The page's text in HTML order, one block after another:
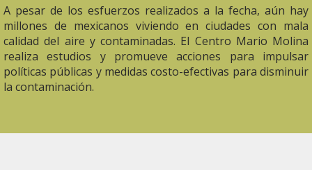
A pesar de los esfuerzos realizados a la fecha, aún hay
millones de mexicanos viviendo en ciudades con mala
calidad del aire y contaminadas. El Centro Mario Molina
realiza estudios y promueve acciones para impulsar
políticas públicas y medidas costo-efectivas para disminuir
la contaminación.